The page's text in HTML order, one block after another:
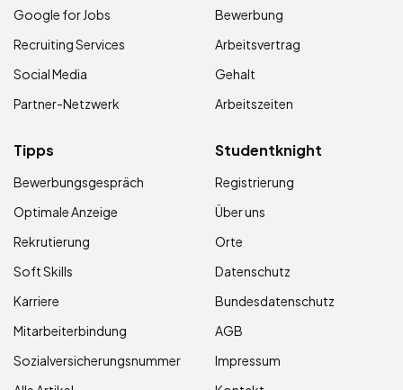
Google for Jobs
Recruiting Services
Social Media
Partner-Netzwerk
Bewerbung
Arbeitsvertrag
Gehalt
Arbeitszeiten
Tipps
Bewerbungsgespräch
Optimale Anzeige
Rekrutierung
Soft Skills
Karriere
Mitarbeiterbindung
Sozialversicherungsnummer
Studentknight
Registrierung
Über uns
Orte
Datenschutz
Bundesdatenschutz
AGB
Impressum